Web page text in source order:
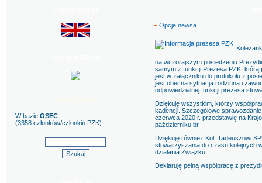
W bazie OSEC
(3358 członków/członkiń PZK):
Opcje newsa
na wczorajszym posiedzeniu
samym z funkcji Prezesa PZK, którą
jest w załączniku do protokołu z
jest obecna sytuacja rodzinna i
odpowiedzialnej funkcji prezesa
Dziękuję wszystkim, którzy
kadencji. Szczegółowe
czerwca 2020 r. przedstawię na
październiku br.
Dziękuję również Kol. Tadeuszowi
stowarzyszania do czasu kolejnych
działania Związku.
Deklaruję pełną współpracę z